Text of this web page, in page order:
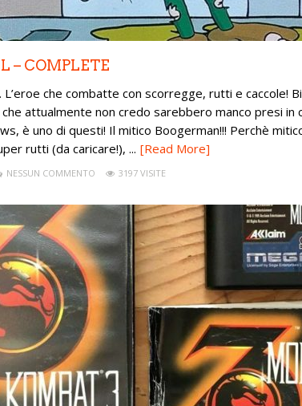
– COMPLETE
che combatte con scorregge, rutti e caccole!
attualmente non credo sarebbero manco presi in
è uno di questi! Il mitico Boogerman!!! Perchè
rutti (da caricare!), ... [Read More]
NESSUN COMMENTO 3197 VISITE